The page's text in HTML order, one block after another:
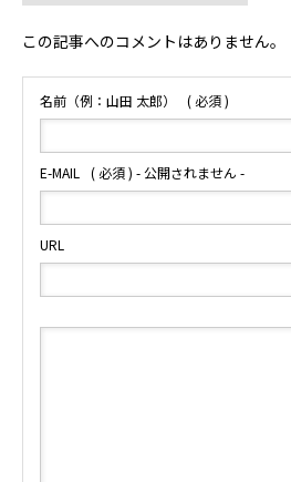
この記事へのコメントはありません。
名前（例：山田 太郎） ( 必須 )
E-MAIL ( 必須 ) - 公開されません -
URL